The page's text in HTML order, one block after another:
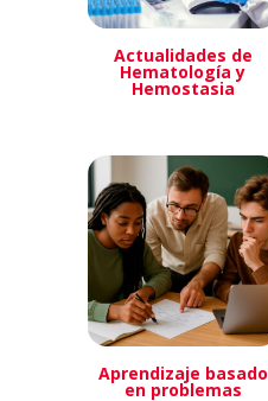
Actualidades de
Hematología y
Hemostasia
Aprendizaje basado
en problemas